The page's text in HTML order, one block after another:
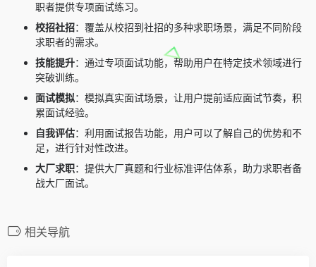
职者提供专项面试练习。
校招社招：覆盖从校招到社招的多种求职场景，满足不同阶段
求职者的需求。
技能提升：通过专项面试功能，帮助用户在特定技术领域进行
突破训练。
面试模拟：模拟真实面试场景，让用户提前适应面试节奏，积
累面试经验。
自我评估：利用面试报告功能，用户可以了解自己的优势和不
足，进行针对性改进。
大厂求职：提供大厂真题和行业标准评估体系，助力求职者备
战大厂面试。
相关导航